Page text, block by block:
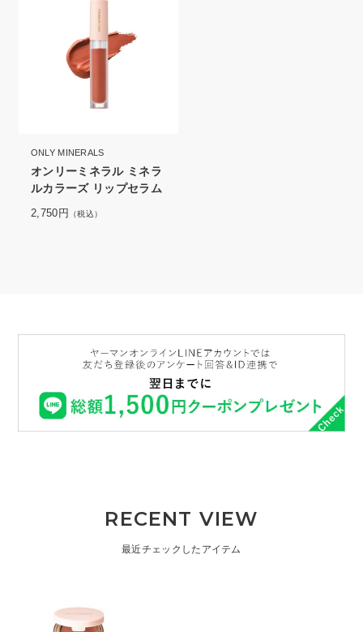
ONLY MINERALS
オンリーミネラル ミネラ
ルカラーズ リップセラム
2,750円 （税込）
RECENT VIEW
最近チェックしたアイテム